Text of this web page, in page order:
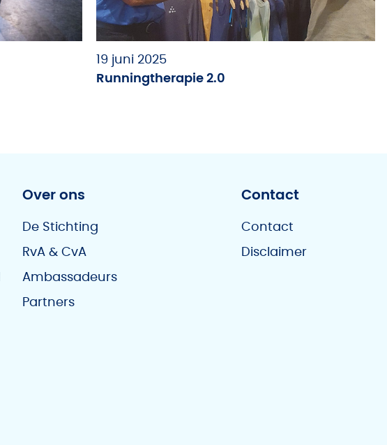
19 juni 2025
Runningtherapie 2.0
Over ons
De Stichting
RvA & CvA
Ambassadeurs
Partners
Contact
Contact
Disclaimer